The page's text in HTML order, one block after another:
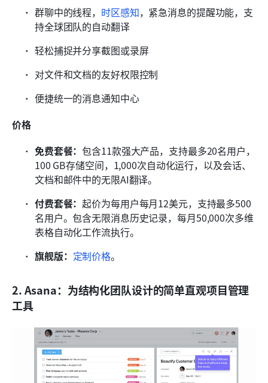
群聊中的线程， 时区感知，紧急消息的提醒功能，支
持全球团队的自动翻译
轻松捕捉并分享截图或录屏
对文件和文档的友好权限控制
便捷统一的消息通知中心
价格
免费套餐：包含11款强大产品，支持最多20名用户，
100 GB存储空间，1,000次自动化运行，以及会话、
文档和邮件中的无限AI翻译。
付费套餐：起价为每用户每月12美元，支持最多500
名用户。包含无限消息历史记录，每月50,000次多维
表格自动化工作流执行。
旗舰版： 定制价格。
2. Asana：为结构化团队设计的简单直观项目管理
工具